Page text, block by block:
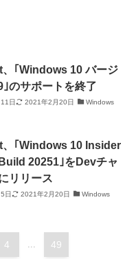
｢Windows 10 バージ
｣のサポートを終了
日 2021年2月20日 Windows
｢Windows 10 Insider
20251｣をDevチャ
リリース
日 2021年2月20日 Windows
4 ... 49